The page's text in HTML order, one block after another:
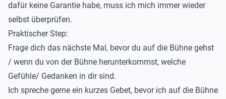
dafür keine Garantie habe, muss ich mich immer wieder
selbst überprüfen.
Praktischer Step:
Frage dich das nächste Mal, bevor du auf die Bühne gehst
/ wenn du von der Bühne herunterkommst, welche
Gefühle/ Gedanken in dir sind.
Ich spreche gerne ein kurzes Gebet, bevor ich auf die Bühne